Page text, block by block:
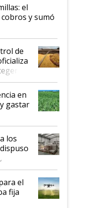
el
y sumó
de
la
en
gastar
los
e
el
fija